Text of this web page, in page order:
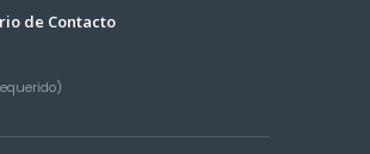
de Contacto